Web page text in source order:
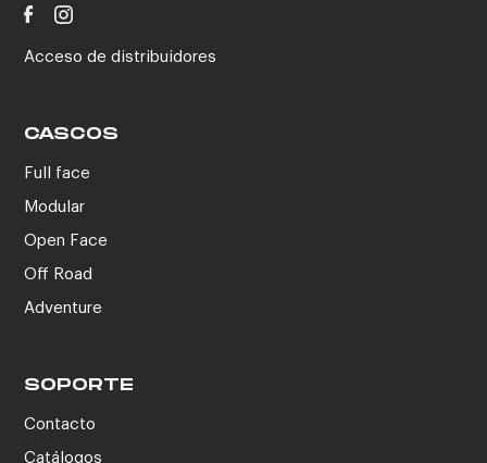
Acceso de distribuidores
CASCOS
Full face
Modular
Open Face
Off Road
Adventure
SOPORTE
Contacto
Catálogos